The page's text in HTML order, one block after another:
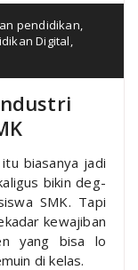
pendidikan
Digital
biasanya jadi
bikin deg-
SMK. Tapi
kewajiban
yang bisa lo
di kelas.